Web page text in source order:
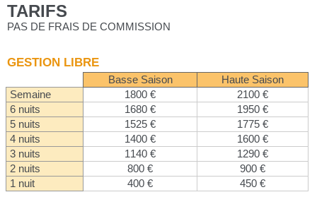
TARIFS
PAS DE FRAIS DE COMMISSION
GESTION LIBRE
Basse Saison
Haute Saison
Semaine
1800 €
2100 €
6 nuits
1680 €
1950 €
5 nuits
1525 €
1775 €
4 nuits
1400 €
1600 €
3 nuits
1140 €
1290 €
2 nuits
800 €
900 €
1 nuit
400 € 450 €